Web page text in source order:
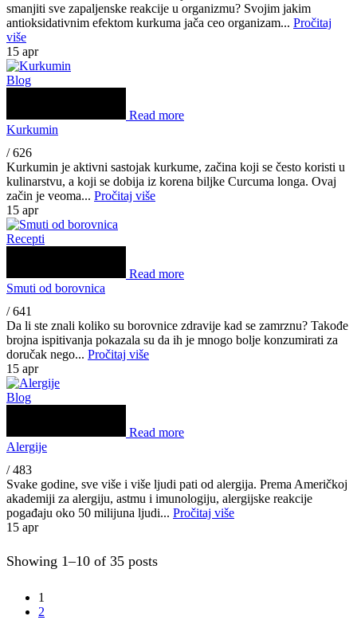
smanjiti sve zapaljenske reakcije u organizmu? Svojim jakim
antioksidativnim efektom kurkuma jača ceo organizam... Pročitaj
više
15 apr
Blog
Read more
Kurkumin
/ 626
Kurkumin je aktivni sastojak kurkume, začina koji se često koristi u
kulinarstvu, a koji se dobija iz korena biljke Curcuma longa. Ovaj
začin je veoma... Pročitaj više
15 apr
Recepti
Read more
Smuti od borovnica
/ 641
Da li ste znali koliko su borovnice zdravije kad se zamrznu? Takođe
brojna ispitivanja pokazala su da ih je mnogo bolje konzumirati za
doručak nego... Pročitaj više
15 apr
Blog
Read more
Alergije
/ 483
Svake godine, sve više i više ljudi pati od alergija. Prema Američkoj
akademiji za alergiju, astmu i imunologiju, alergijske reakcije
pogađaju oko 50 milijuna ljudi... Pročitaj više
15 apr
Showing 1–10 of 35 posts
1
2